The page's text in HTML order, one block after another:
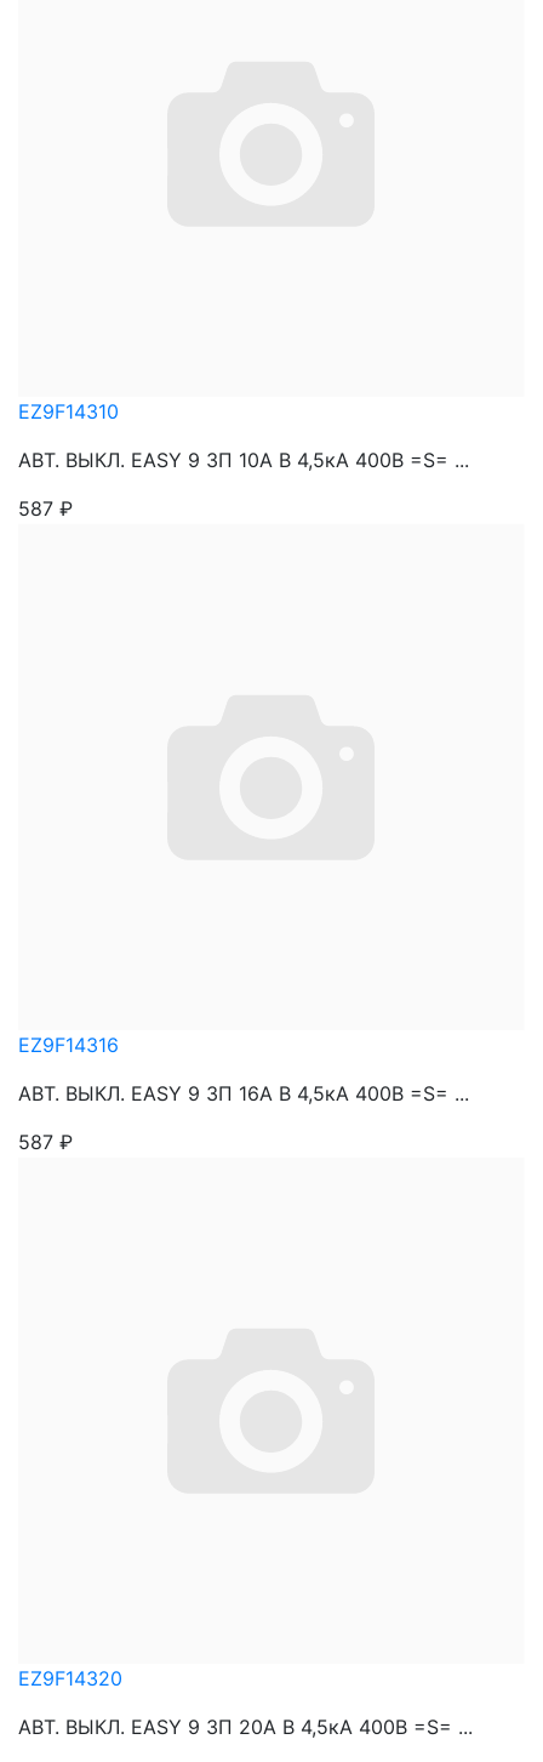
EZ9F14310
АВТ. ВЫКЛ. EASY 9 3П 10A B 4,5кА 400В =S= ...
587 ₽
EZ9F14316
АВТ. ВЫКЛ. EASY 9 3П 16A B 4,5кА 400В =S= ...
587 ₽
EZ9F14320
АВТ. ВЫКЛ. EASY 9 3П 20A B 4,5кА 400В =S= ...